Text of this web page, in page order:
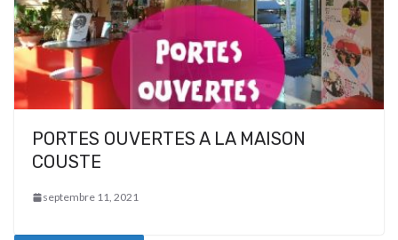
PORTES OUVERTES A LA MAISON
COUSTE
septembre 11, 2021